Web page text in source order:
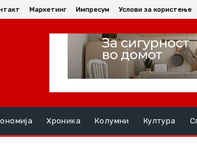
Маркетинг Импресум Услови за користење
Хроника Колумни Култура